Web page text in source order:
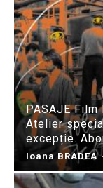
PASAJE
Atelier
excepție.
Ioana BRADEA